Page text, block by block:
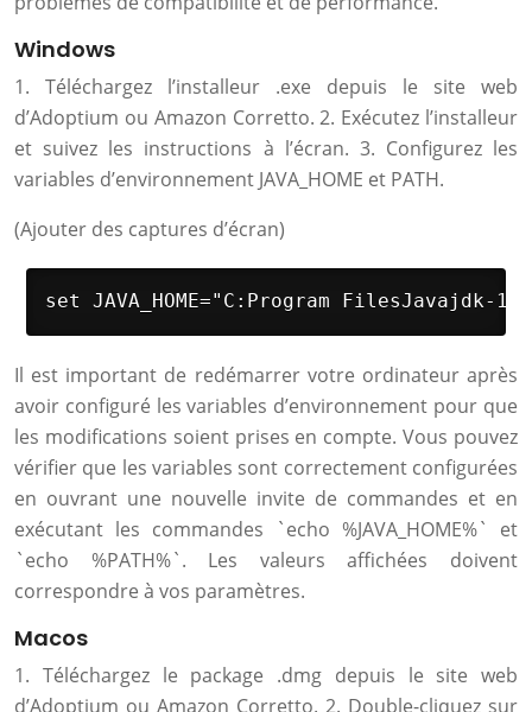
Windows
1. Téléchargez l’installeur .exe depuis le site web
d’Adoptium ou Amazon Corretto. 2. Exécutez l’installeur
et suivez les instructions à l’écran. 3. Configurez les
variables d’environnement JAVA_HOME et PATH.
(Ajouter des captures d’écran)
set JAVA_HOME="C:Program FilesJavajdk-
Il est important de redémarrer votre ordinateur après
avoir configuré les variables d’environnement pour que
les modifications soient prises en compte. Vous pouvez
vérifier que les variables sont correctement configurées
en ouvrant une nouvelle invite de commandes et en
exécutant les commandes `echo %JAVA_HOME%` et
`echo %PATH%`. Les valeurs affichées doivent
correspondre à vos paramètres.
Macos
1. Téléchargez le package .dmg depuis le site web
d’Adoptium ou Amazon Corretto. 2. Double-cliquez sur